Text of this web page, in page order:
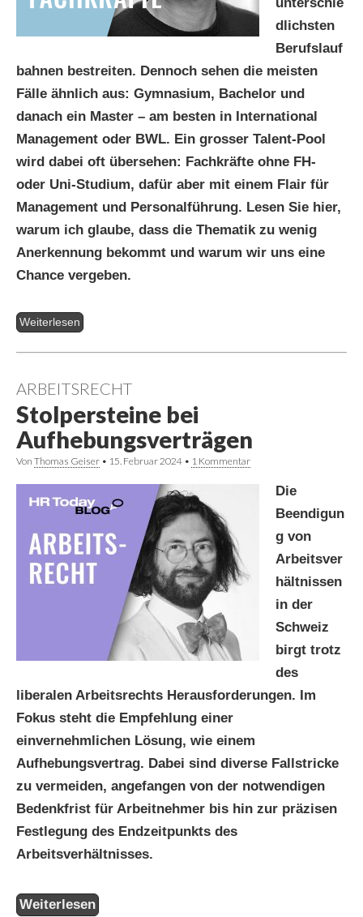
dlichsten
Berufslauf
bahnen bestreiten. Dennoch sehen die meisten
Fälle ähnlich aus: Gymnasium, Bachelor und
danach ein Master – am besten in International
Management oder BWL. Ein grosser Talent-Pool
wird dabei oft übersehen: Fachkräfte ohne FH-
oder Uni-Studium, dafür aber mit einem Flair für
Management und Personalführung. Lesen Sie hier,
warum ich glaube, dass die Thematik zu wenig
Anerkennung bekommt und warum wir uns eine
Chance vergeben.
Weiterlesen
ARBEITSRECHT
Stolpersteine bei
Aufhebungsverträgen
Von Thomas Geiser • 15. Februar 2024 • 1 Kommentar
Die
Beendigun
g von
Arbeitsver
hältnissen
in der
Schweiz
birgt trotz
des
liberalen Arbeitsrechts Herausforderungen. Im
Fokus steht die Empfehlung einer
einvernehmlichen Lösung, wie einem
Aufhebungsvertrag. Dabei sind diverse Fallstricke
zu vermeiden, angefangen von der notwendigen
Bedenkfrist für Arbeitnehmer bis hin zur präzisen
Festlegung des Endzeitpunkts des
Arbeitsverhältnisses.
Weiterlesen